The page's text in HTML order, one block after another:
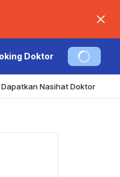
Doktor
Dapatkan Nasihat Doktor